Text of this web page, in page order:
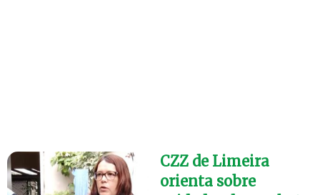
CZZ de Limeira
orienta sobre